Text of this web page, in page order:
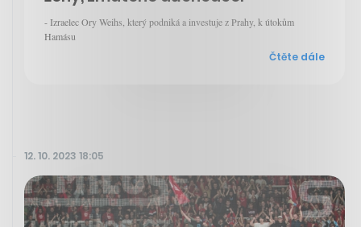
- Izraelec Ory Weihs, který podniká a investuje z Prahy, k útokům
Hamásu
Čtěte dále
12. 10. 2023 18:05